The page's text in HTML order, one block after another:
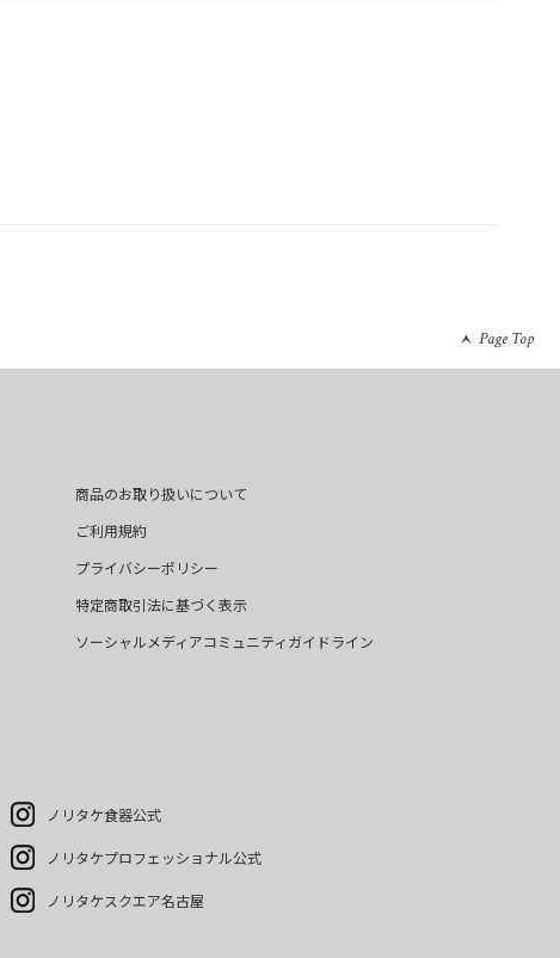
Page Top
商品のお取り扱いについて
ご利用規約
プライバシーポリシー
特定商取引法に基づく表示
ソーシャルメディアコミュニティガイドライン
ノリタケ食器公式
ノリタケプロフェッショナル公式
ノリタケスクエア名古屋